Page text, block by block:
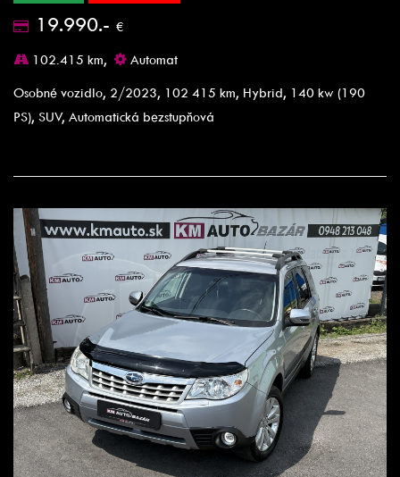
19.990.- €
102.415 km,
Automat
Osobné vozidlo, 2/2023, 102 415 km, Hybrid, 140 kw (190
PS), SUV, Automatická bezstupňová